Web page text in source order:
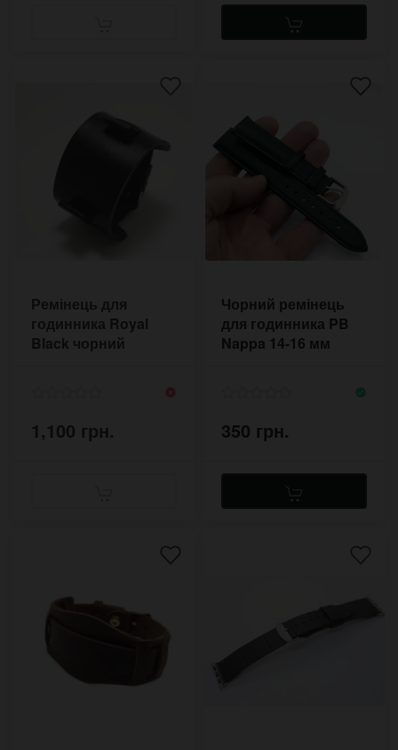
Ремінець для
годинника Royal
Black чорний
1,100 грн.
Чорний ремінець
для годинника PB
Nappa 14-16 мм
350 грн.